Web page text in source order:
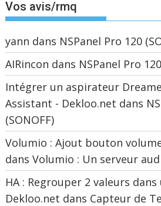
Vos avis/rmq
yann dans NSPanel Pro 120
AIRincon dans NSPanel Pro
Intégrer un aspirateur
Assistant - Dekloo.net dans
(SONOFF)
Volumio : Ajout bouton
dansVolumio : Un serveur
HA : Regrouper 2 valeurs
Dekloo.net dans Capteur de